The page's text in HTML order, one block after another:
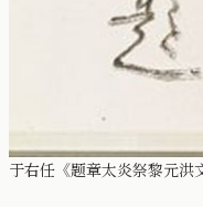
于右任《题章太炎祭黎元